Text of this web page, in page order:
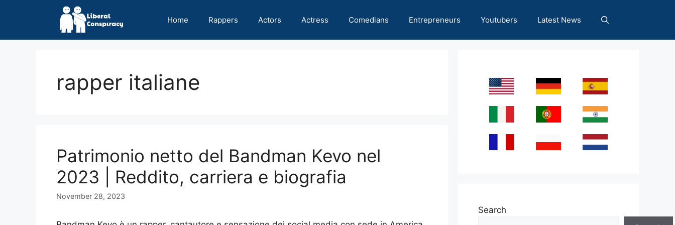
Home Rappers Actors Actress Comedians Entrepreneurs Youtubers Latest News
rapper italiane
Patrimonio netto del Bandman Kevo nel
2023 | Reddito, carriera e biografia
November 28, 2023
Search